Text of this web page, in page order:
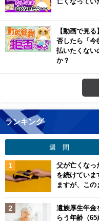
【動画で見
否したら「今
払いたくない
か？
ランキング
週 間
父が亡くなっ
を続けていま
ますが、この
遺族厚生年金
らう年齢（